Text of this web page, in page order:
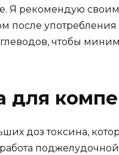
Я рекомендую
после употребления
чтобы
для
доз токсина,